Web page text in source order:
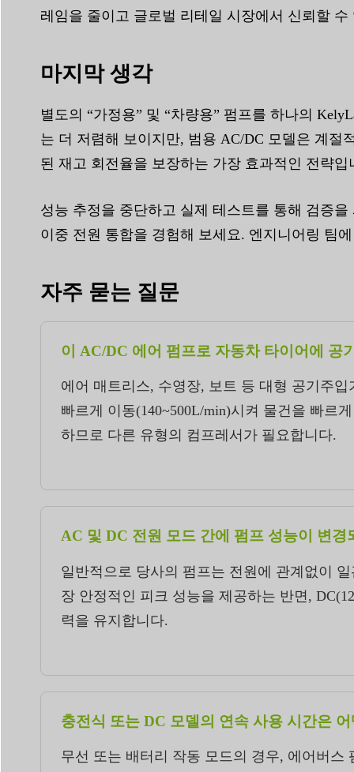
레임을 줄이고 글로벌 리테일 시장에서 신뢰할
마지막 생각
별도의 “가정용” 및 “차량용” 펌프를 하나의
는 더 저렴해 보이지만, 범용 AC/DC 모델은 계절
된 재고 회전율을 보장하는 가장 효과적인 전략입
성능 추정을 중단하고 실제 테스트를 통해 검증
이중 전원 통합을 경험해 보세요. 엔지니어링 팀
자주 묻는 질문
이 AC/DC 에어 펌프로 자동차 타이어에 공
에어 매트리스, 수영장, 보트 등 대형 공기주
빠르게 이동(140~500L/min)시켜 물건을 빠르
하므로 다른 유형의 컴프레서가 필요합니다.
AC 및 DC 전원 모드 간에 펌프 성능이 변경
일반적으로 당사의 펌프는 전원에 관계없이
장 안정적인 피크 성능을 제공하는 반면,
력을 유지합니다.
충전식 또는 DC 모델의 연속 사용 시간은
무선 또는 배터리 작동 모드의 경우, 에어버스